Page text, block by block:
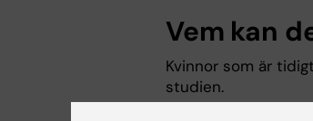
Vem kan
Kvinnor som är
studien.